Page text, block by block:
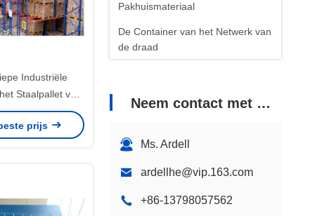
Pakhuismateriaal
De Container van het Netwerk van
de draad
Neem contact met ons op
Ms. Ardell
ardellhe@vip.163.com
+86-13798057562
Industriële
Staalpallet van
het Rekken
prijs